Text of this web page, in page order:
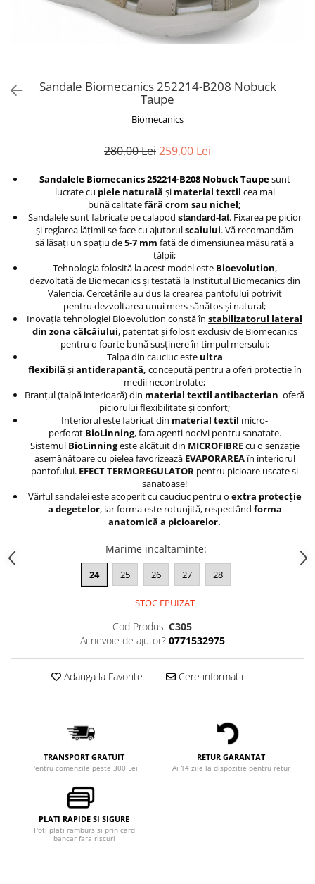
Sandale Biomecanics 252214-B208 Nobuck
Taupe
Biomecanics
280,00 Lei259,00 Lei
Sandalele Biomecanics 252214-B208 Nobuck Taupesunt
lucrate cu piele naturală şi material textil cea mai
bună calitatefără crom sau nichel;
Sandalele sunt fabricate pe calapod standard-lat. Fixarea pe picior
şi reglarea lăţimii se face cu ajutorulscaiului. Vă recomandăm
să lăsaţi un spaţiu de5-7 mm faţă de dimensiunea măsurată a
tălpii;
Tehnologia folosită la acest model este Bioevolution,
dezvoltată de Biomecanics şi testată la Institutul Biomecanics din
Valencia. Cercetările au dus la crearea pantofului potrivit
pentru dezvoltarea unui mers sănătos şi natural;
Inovaţia tehnologiei Bioevolution constă în stabilizatorul lateral
din zona călcâiului, patentat şi folosit exclusiv de Biomecanics
pentru o foarte bună susţinere în timpul mersului;
Talpa din cauciuc este ultra
flexibilă şiantiderapantă, concepută pentru a oferi protecție în
medii necontrolate;
Branţul (talpă interioară) din material textil antibacterian oferă
piciorului flexibilitate şi confort;
Interiorul este fabricat din material textil micro-
perforat BioLinning, fara agenti nocivi pentru sanatate.
Sistemul BioLinningeste alcătuit din MICROFIBREcu o senzație
asemănătoare cu pielea favorizează EVAPORAREAîn interiorul
pantofului. EFECT TERMOREGULATOR pentru picioare uscate si
sanatoase!
Vârful sandalei este acoperit cu cauciuc pentru o extra protecţie
a degetelor, iar forma este rotunjită, respectând forma
anatomică a picioarelor.
Marime incaltaminte:
24 25 26 27 28
STOC EPUIZAT
Cod Produs: C305
Ai nevoie de ajutor? 0771532975
Adauga la Favorite Cere informatii
TRANSPORT GRATUIT
Pentru comenzile peste 300 Lei
RETUR GARANTAT
Ai 14 zile la dispozitie pentru retur
PLATI RAPIDE SI SIGURE
Poti plati ramburs si prin card
bancar fara riscuri